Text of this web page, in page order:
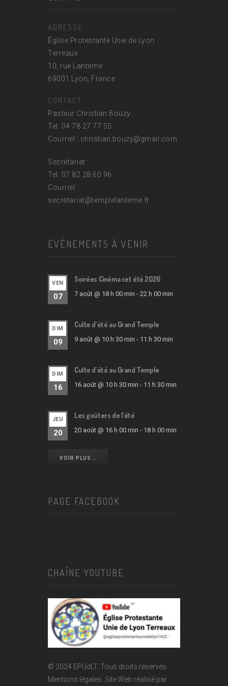
ADRESSE
Église Protestante Unie de Lyon
Terreaux
10, rue Lanterne
69001 Lyon, France
CONTACT
Pasteur Christian Bouzy :
Tel. 04 78 27 77 55
Courriel : christian.bouzy@gmail.com
Secrétariat :
Tel. 07 82 28 60 96
Courriel :
secretariat@templelanterne.fr
ÉVÉNEMENTS À VENIR
VEN
07
Soirées Cinéma cet été 2026
7 août @ 18 h 00 min - 22 h 00 min
DIM
09
Culte d’été au Grand Temple
9 août @ 10 h 30 min - 11 h 30 min
DIM
16
Culte d’été au Grand Temple
16 août @ 10 h 30 min - 11 h 30 min
JEU
20
Les goûters de l’été
20 août @ 16 h 00 min - 18 h 00 min
VOIR PLUS …
PAGE FACEBOOK
CHAÎNE YOUTUBE
© 2024 EPUdLT. Tous droits réservés.
Mentions légales. Site Web réalisé par